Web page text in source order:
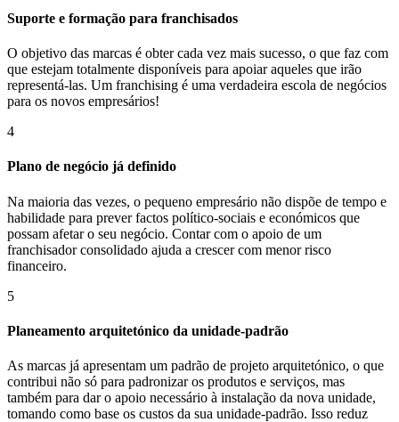
Suporte e formação para franchisados
O objetivo das marcas é obter cada vez mais sucesso, o que faz com
que estejam totalmente disponíveis para apoiar aqueles que irão
representá-las. Um franchising é uma verdadeira escola de negócios
para os novos empresários!
4
Plano de negócio já definido
Na maioria das vezes, o pequeno empresário não dispõe de tempo e
habilidade para prever factos político-sociais e económicos que
possam afetar o seu negócio. Contar com o apoio de um
franchisador consolidado ajuda a crescer com menor risco
financeiro.
5
Planeamento arquitetónico da unidade-padrão
As marcas já apresentam um padrão de projeto arquitetónico, o que
contribui não só para padronizar os produtos e serviços, mas
também para dar o apoio necessário à instalação da nova unidade,
tomando como base os custos da sua unidade-padrão. Isso reduz